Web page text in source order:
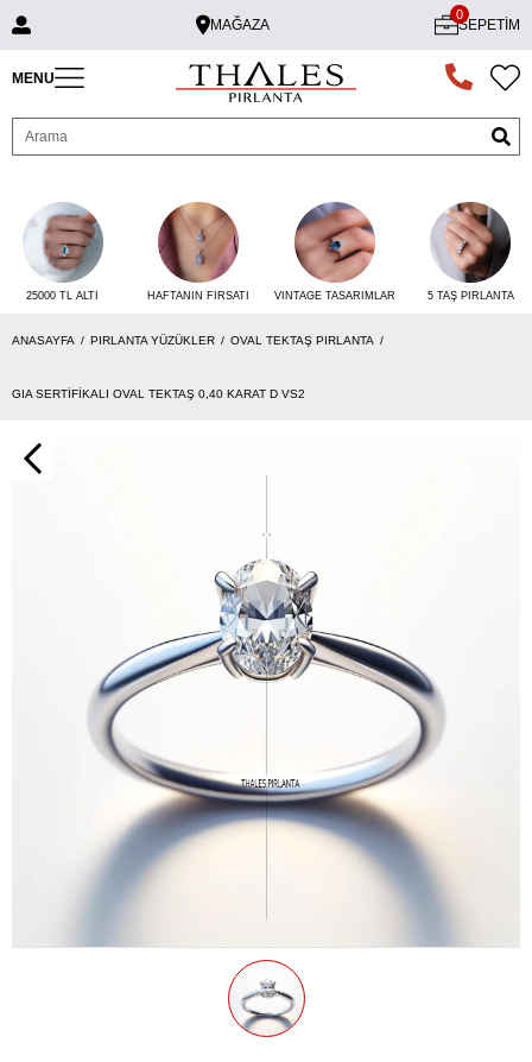
MAĞAZA SEPETIM
0
MENU
25000 TL ALTI HAFTANIN FIRSATI VINTAGE TASARIMLAR 5 TAŞ PIRLANTA
ANASAYFA PIRLANTA YÜZÜKLER OVAL TEKTAŞ PIRLANTA
GIA SERTIFIKALI OVAL TEKTAŞ 0,40 KARAT D VS2